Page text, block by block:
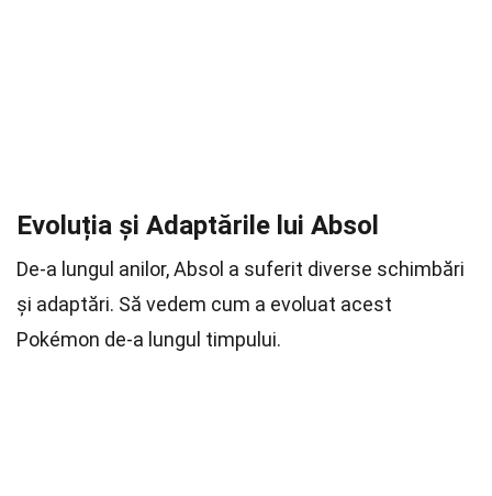
Evoluția și Adaptările lui Absol
De-a lungul anilor, Absol a suferit diverse schimbări
și adaptări. Să vedem cum a evoluat acest
Pokémon de-a lungul timpului.